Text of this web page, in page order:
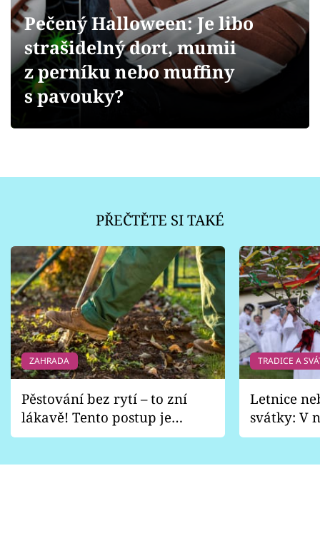
Přihlášení
Sledujte nás
Pečený Halloween: Je libo
strašidelný dort, mumii
z perníku nebo muffiny
s pavouky?
PŘEČTĚTE SI TAKÉ
ZAHRADA
Pěstování bez rytí – to zní
lákavě! Tento postup je
vhodný jen pro některé
TRADICE A
Letnice
svátky: V
pondělí